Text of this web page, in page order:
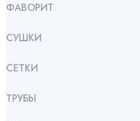
ФАВОРИТ
СУШКИ
СЕТКИ
ТРУБЫ